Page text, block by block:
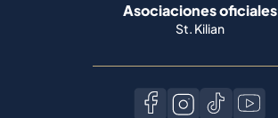
Asociaciones oficiales
St. Kilian